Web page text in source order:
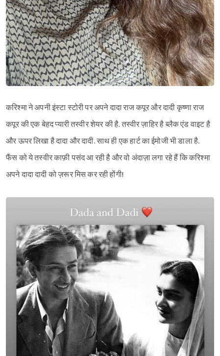
करिश्मा ने अपनी इंस्टा स्टोरी पर अपने दादा राज कपूर और दादी कृष्णा राज
कपूर की एक बेहद प्यारी तस्वीर शेयर की है. तस्वीर ज़ाहिर है ब्लैक एंड वाइट है
और ऊपर लिखा है दादा और दादी. साथ ही एक हार्ट का ईमोजी भी डाला है.
फैंस को ये तस्वीर काफ़ी पसंद आ रही है और वो अंदाज़ा लगा रहे हैं कि करिश्मा
अपने दादा दादी को ज़रूर मिस कर रही होंगी!